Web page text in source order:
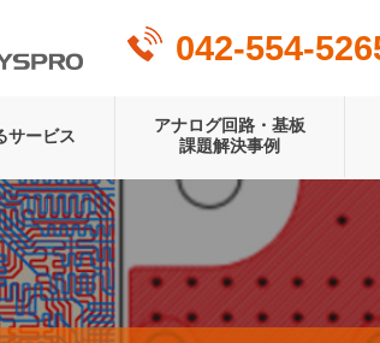
042-554-
サービス
アナログ回路・基板
課題解決事例